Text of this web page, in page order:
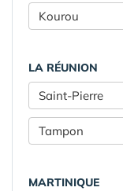
Kourou
LA RÉUNION
Saint-Pierre
Tampon
MARTINIQUE